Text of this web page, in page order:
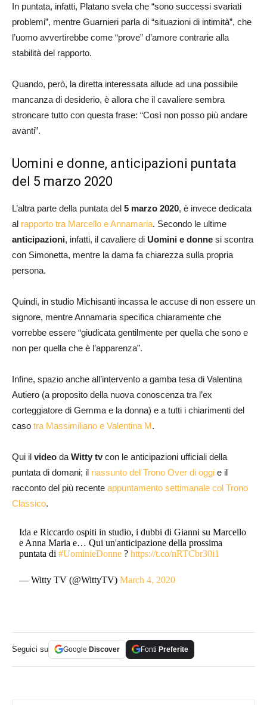
In puntata, infatti, Platano svela che “sono successi svariati
problemi”, mentre Guarnieri parla di “situazioni di intimità”, che
l’uomo avvertirebbe come “prove” d’amore contrarie alla
stabilità del rapporto.
Quando, però, la diretta interessata allude ad una possibile
mancanza di desiderio, è allora che il cavaliere sembra
stroncare tutto con questa frase: “Così non posso più andare
avanti”.
Uomini e donne, anticipazioni puntata
del 5 marzo 2020
L’altra parte della puntata del 5 marzo 2020, è invece dedicata
al rapporto tra Marcello e Annamaria. Secondo le ultime
anticipazioni, infatti, il cavaliere di Uomini e donne si scontra
con Simonetta, mentre la dama fa chiarezza sulla propria
persona.
Quindi, in studio Michisanti incassa le accuse di non essere un
signore, mentre Annamaria specifica chiaramente che
vorrebbe essere “giudicata gentilmente per quella che sono e
non per quella che è l’apparenza”.
Infine, spazio anche all’intervento a gamba tesa di Valentina
Autiero (a proposito della nuova conoscenza tra l’ex
corteggiatore di Gemma e la donna) e a tutti i chiarimenti del
caso tra Massimiliano e Valentina M.
Qui il video da Witty tvcon le anticipazioni ufficiali della
puntata di domani; il riassunto del Trono Over di oggi e il
racconto del più recente appuntamento settimanale col Trono
Classico.
Ida e Riccardo ospiti in studio, i dubbi di Gianni su Marcello
e Anna Maria e… Qui un'anticipazione della prossima
puntata di#UominieDonne ?https://t.co/nRTCbr30i1
— Witty TV (@WittyTV)March 4, 2020
Seguici su Google Discover Fonti Preferite